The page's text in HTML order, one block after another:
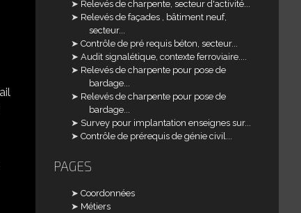
Relevés de charpente, secteur d'activité...
Relevés de façades , bâtiment neuf,
secteur...
Contrôle de pré requis béton, secteur...
Audit signalétique, contexte ferroviaire....
Relevés de charpente pour pose de
bardage...
Relevés de charpente pour pose de
bardage...
Survey pour implantation enseignes sur...
Contrôle de prérequis de génie civil...
PAGES
Coordonnées
Métiers